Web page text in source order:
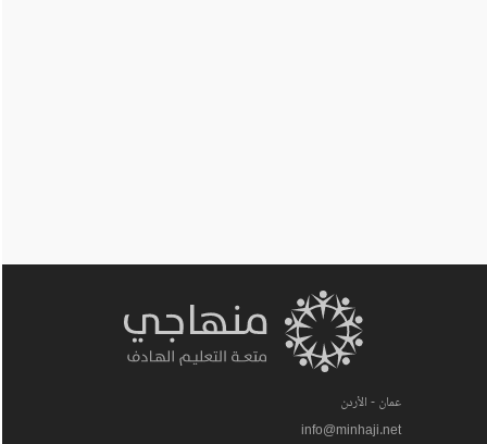
عمان - الأردن
info@minhaji.net